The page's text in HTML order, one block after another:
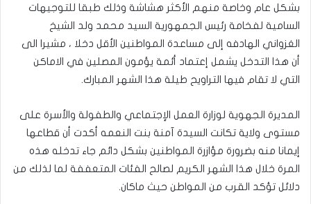
بشكل عام وخاصة منهم الأكثر هشاشة وذلك طبقا للتوجيهات
السامية لفخامة رئيس الجمهورية السيد محمد ولد الشيخ
الغزواني الهادفه إلى مساعدة المواطنين الأقل دخلا ، مشيرا الى
أن هذا التدخل يشمل إعتماد أئمة يؤمون المصلين في الاماكن
التي لا تقام فيها التراويح طيلة هذا الشهر المبارك.
المديرة الجهوية لوزارة العمل الإجتماعي والطفولة والأسرة على
مستوى ولاية تكانت السيدة آمنة بنت النعمه أكدت أن قطاعها
إيمانا منه بضرورة مؤازرة المواطنين بشكل دائم جاء تدخله هذه
المرة خلال هذا الشهر الكريم لصالح الفئات المتعففة لما لذلك من
دلائل تؤكد القرب من المواطن حيث ماكان.